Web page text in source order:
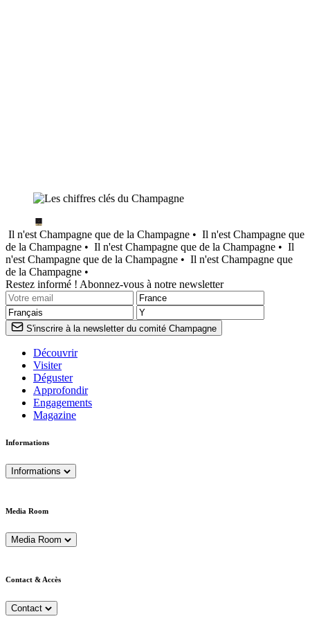
Il n'est Champagne que de la Champagne • Il n'est Champagne que
de la Champagne • Il n'est Champagne que de la Champagne • Il
n'est Champagne que de la Champagne • Il n'est Champagne que
de la Champagne •
Restez informé ! Abonnez-vous à notre newsletter
S'inscrire à la newsletter du comité Champagne
Découvrir
Visiter
Déguster
Approfondir
Engagements
Magazine
Informations
Informations
Media Room
Media Room
Contact & Accès
Contact